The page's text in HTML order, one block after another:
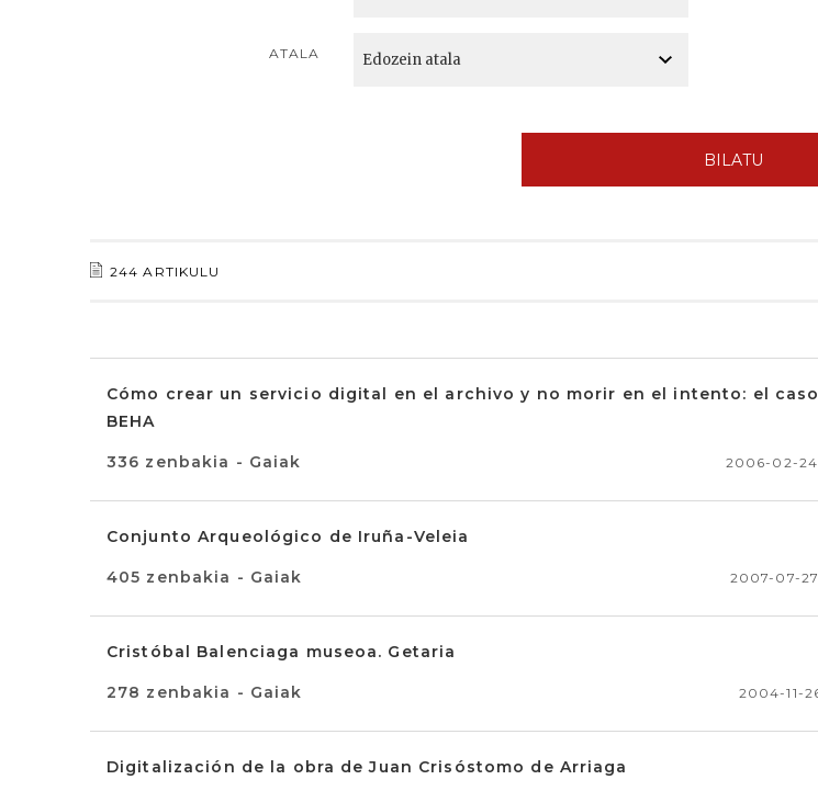
ATALA
BILATU
244 ARTIKULU
Cómo crear un servicio digital en el archivo y no morir en el intento: el caso
BEHA
336 zenbakia - Gaiak 2006-02-
Conjunto Arqueológico de Iruña-Veleia
405 zenbakia - Gaiak 2007-07-
Cristóbal Balenciaga museoa. Getaria
278 zenbakia - Gaiak 2004-11-
Digitalización de la obra de Juan Crisóstomo de Arriaga